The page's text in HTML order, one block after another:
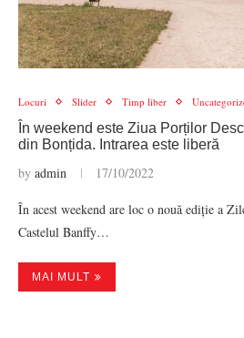
Locuri Slider Timp liber
În weekend este Ziua Porților
din Bonțida. Intrarea este liberă
by admin 17/10/2022
În acest weekend are loc o nouă ediție a
Castelul Banffy…
MAI MULT